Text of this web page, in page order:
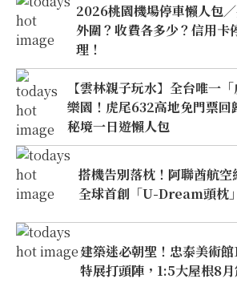
2026桃園機場停車懶人包
外圍？收費各多少？信用卡
理！
【雲林親子玩水】全台唯一
樂園！虎尾632高地免門票回
秘境一日遊懶人包
搭機告別落枕！阿聯酋航空
全球首創「U-Dream頭枕
建築迷必朝聖！忠泰美術
特展打頭陣，1:5大屋根8